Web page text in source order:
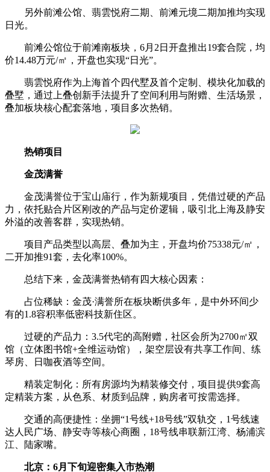
另外前滩公馆、翡雲悦府二期、前滩元境二期加推均实现
日光。
前滩公馆位于前滩南板块，6月2日开盘推出19套合院，均
价14.48万元/㎡，开盘也实现“日光”。
翡雲悦府作为上海首个四代墅及首个定制、模块化加载的
叠墅，通过上叠创新手法提升了空间利用与附赠、生活场景，
叠加板块核心配套落地，项目多次热销。
热销项目
金茂满誉
金茂满誉位于宝山庙行，作为新规项目，凭借过硬的产品
力，依托贴合片区刚改的产品与定价逻辑，吸引北上海及静安
外溢的改善客群，实现热销。
项目产品类型以高层、叠加为主，开盘均价75338元/㎡，
二开加推91套，去化率100%。
总结下来，金茂满誉热销有四大核心因素：
占位稀缺：金茂·满誉所在板块断供多年，是中外环间少
有的1.8容积率低密科技新住区。
过硬的产品力：3.5代宅的高附赠，社区会所为2700㎡双
馆（立体图书馆+全维运动馆），架空层设有共享工作间、练
琴房、日咖夜酒等空间。
精装定制化：所有房源均为精装修交付，项目提供9套高
定精装方案，从色系、材质到品牌，购房者可按需选择。
交通的高便捷性：坐拥“1号线+18号线”双轨交，1号线速
达人民广场、静安寺等核心商圈，18号线串联新江湾、杨浦滨
江、陆家嘴。
北京：6月下旬迎密集入市热潮